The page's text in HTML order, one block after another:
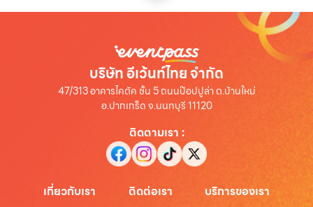
บริษัท อีเว้นท์ไทย จำกัด
47/313 อาคารไคตัค ชั้น 5 ถนนป๊อปปูล่า ต.บ้านใหม่
อ.ปากเกร็ด จ.นนทบุรี 11120
ติดตามเรา :
เกี่ยวกับเรา ติดต่อเรา บริการของเรา